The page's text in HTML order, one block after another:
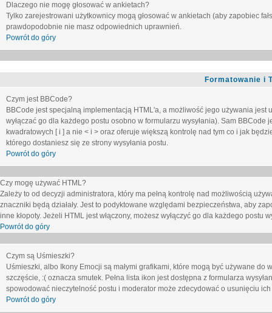
Dlaczego nie mogę głosować w ankietach?
Tylko zarejestrowani użytkownicy mogą głosować w ankietach (aby zapobiec
prawdopodobnie nie masz odpowiednich uprawnień.
Powrót do góry
Formatowanie i
Czym jest BBCode?
BBCode jest specjalną implementacją HTML'a, a możliwość jego używania
wyłączać go dla każdego postu osobno w formularzu wysyłania). Sam
kwadratowych [ i ] a nie < i > oraz oferuje większą kontrolę nad tym co i jak
którego dostaniesz się ze strony wysyłania postu.
Powrót do góry
Czy mogę używać HTML?
Zależy to od decyzji administratora, który ma pełną kontrolę nad możliwością
znaczniki będą działały. Jest to podyktowane względami bezpieczeństwa, aby
inne kłopoty. Jeżeli HTML jest włączony, możesz wyłączyć go dla każdego
Powrót do góry
Czym są Uśmieszki?
Uśmieszki, albo Ikony Emocji są małymi grafikami, które mogą być używane
szczęście, :( oznacza smutek. Pełna lista ikon jest dostępna z formularza
spowodować nieczytelność postu i moderator może zdecydować o usunięciu ich
Powrót do góry